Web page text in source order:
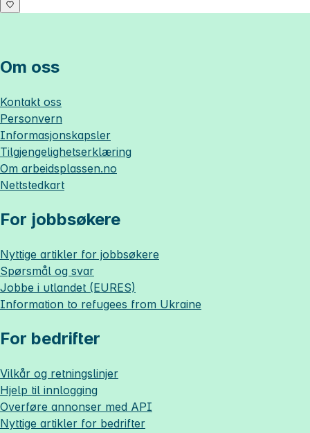
Om oss
Kontakt oss
Personvern
Informasjonskapsler
Tilgjengelighetserklæring
Om arbeidsplassen.no
Nettstedkart
For jobbsøkere
Nyttige artikler for jobbsøkere
Spørsmål og svar
Jobbe i utlandet (EURES)
Information to refugees from Ukraine
For bedrifter
Vilkår og retningslinjer
Hjelp til innlogging
Overføre annonser med API
Nyttige artikler for bedrifter